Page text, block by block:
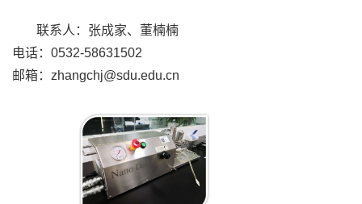
联系人：张成家、董楠楠
电话：0532-58631502
邮箱：zhangchj@sdu.edu.cn